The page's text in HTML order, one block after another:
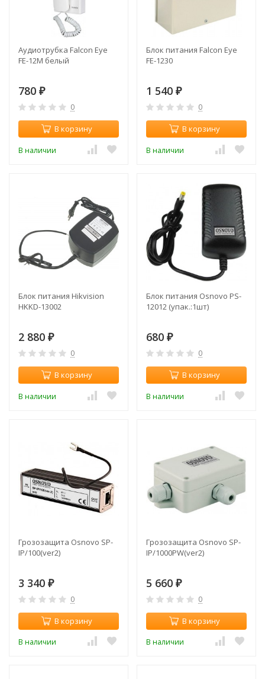
Аудиотрубка Falcon Eye
FE-12M белый
780 ₽
0
В корзину
В наличии
Блок питания Falcon Eye
FE-1230
1 540 ₽
0
В корзину
В наличии
Блок питания Hikvision
HKKD-13002
2 880 ₽
0
В корзину
В наличии
Блок питания Osnovo PS-
12012 (упак.:1шт)
680 ₽
0
В корзину
В наличии
Грозозащита Osnovo SP-
IP/100(ver2)
3 340 ₽
0
В корзину
В наличии
Грозозащита Osnovo SP-
IP/1000PW(ver2)
5 660 ₽
0
В корзину
В наличии